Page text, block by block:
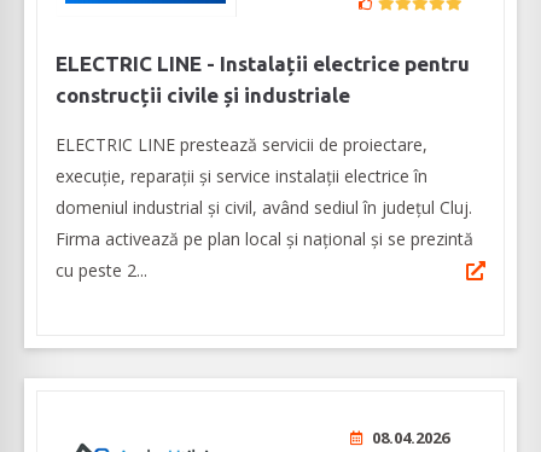
ELECTRIC LINE - Instalații electrice pentru
construcții civile și industriale
ELECTRIC LINE prestează servicii de proiectare,
execuție, reparații și service instalații electrice în
domeniul industrial și civil, având sediul în judeţul Cluj.
Firma activează pe plan local și național și se prezintă
cu peste 2...
08.04.2026